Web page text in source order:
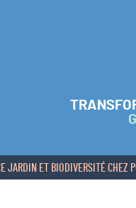
JARDIN ET BIODIVERSITÉ CHEZ